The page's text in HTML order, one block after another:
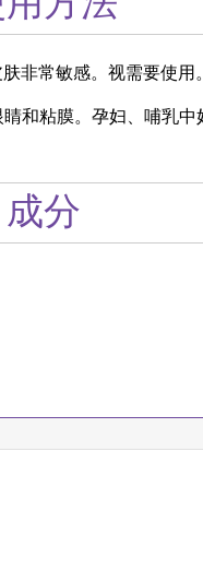
非常敏感。视需要使用。
和粘膜。孕妇、哺乳
成分